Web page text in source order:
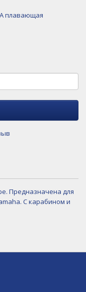
плавающая
Предназначена для
С карабином и